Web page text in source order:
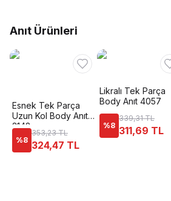
Anıt Ürünleri
Esnek Tek Parça
Uzun Kol Body Anıt
2142
%8
353,23 TL
324,47 TL
Likralı Tek Parça
Body Anıt 4057
%8
339,31 TL
311,69 TL